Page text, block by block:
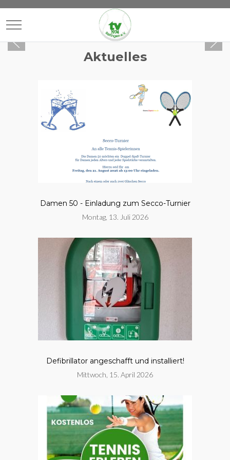
Mobile Menu Toggle
Aktuelles
Damen 50 - Einladung zum Secco-Turnier
Montag, 13. Juli 2026
Defibrillator angeschafft und installiert!
Mittwoch, 15. April 2026